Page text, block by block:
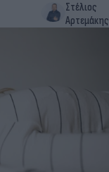
Στέλιος
Αρτεμάκης